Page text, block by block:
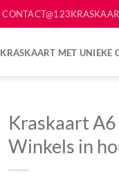
KRASKAART MET UNIEKE
Kraskaart
Winkels in